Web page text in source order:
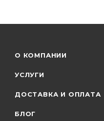
О КОМПАНИИ
УСЛУГИ
ДОСТАВКА И ОПЛАТА
БЛОГ